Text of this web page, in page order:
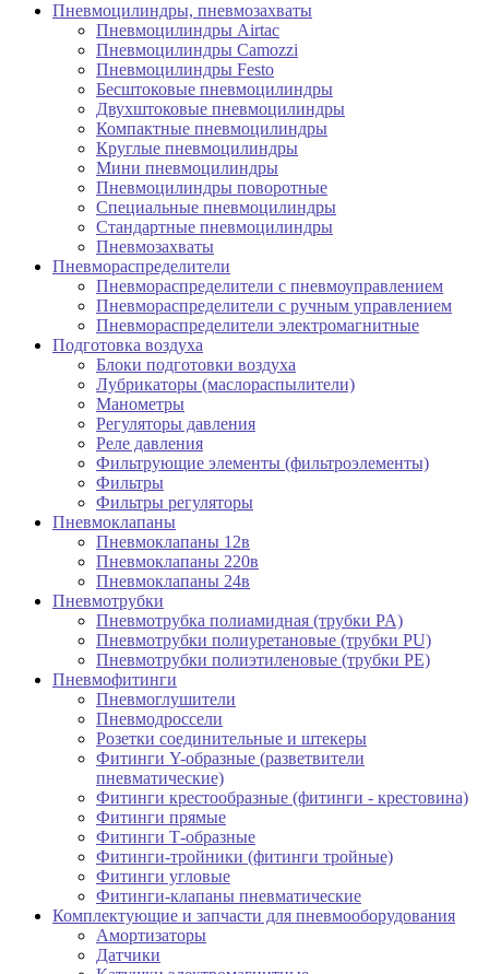
Пневмоцилиндры, пневмозахваты
Пневмоцилиндры Airtac
Пневмоцилиндры Camozzi
Пневмоцилиндры Festo
Бесштоковые пневмоцилиндры
Двухштоковые пневмоцилиндры
Компактные пневмоцилиндры
Круглые пневмоцилиндры
Мини пневмоцилиндры
Пневмоцилиндры поворотные
Специальные пневмоцилиндры
Стандартные пневмоцилиндры
Пневмозахваты
Пневмораспределители
Пневмораспределители с пневмоуправлением
Пневмораспределители с ручным управлением
Пневмораспределители электромагнитные
Подготовка воздуха
Блоки подготовки воздуха
Лубрикаторы (маслораспылители)
Манометры
Регуляторы давления
Реле давления
Фильтрующие элементы (фильтроэлементы)
Фильтры
Фильтры регуляторы
Пневмоклапаны
Пневмоклапаны 12в
Пневмоклапаны 220в
Пневмоклапаны 24в
Пневмотрубки
Пневмотрубка полиамидная (трубки PA)
Пневмотрубки полиуретановые (трубки PU)
Пневмотрубки полиэтиленовые (трубки PE)
Пневмофитинги
Пневмоглушители
Пневмодроссели
Розетки соединительные и штекеры
Фитинги Y-образные (разветвители
пневматические)
Фитинги крестообразные (фитинги - крестовина)
Фитинги прямые
Фитинги Т-образные
Фитинги-тройники (фитинги тройные)
Фитинги угловые
Фитинги-клапаны пневматические
Комплектующие и запчасти для пневмооборудования
Амортизаторы
Датчики